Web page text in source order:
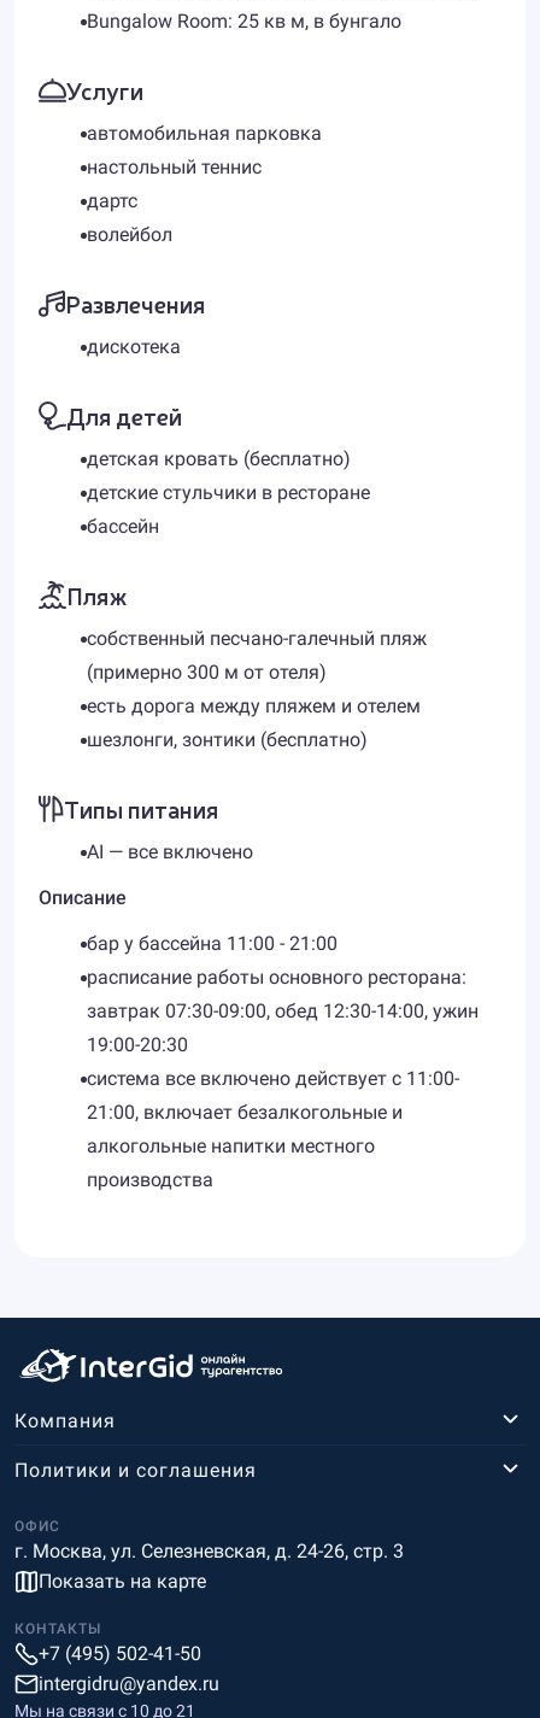
Bungalow Room: 25 кв м, в бунгало
Услуги
автомобильная парковка
настольный теннис
дартс
волейбол
Развлечения
дискотека
Для детей
детская кровать (бесплатно)
детские стульчики в ресторане
бассейн
Пляж
собственный песчано-галечный пляж
(примерно 300 м от отеля)
есть дорога между пляжем и отелем
шезлонги, зонтики (бесплатно)
Типы питания
AI — все включено
Описание
бар у бассейна 11:00 - 21:00
расписание работы основного ресторана:
завтрак 07:30-09:00, обед 12:30-14:00, ужин
19:00-20:30
система все включено действует с 11:00-
21:00, включает безалкогольные и
алкогольные напитки местного
производства
Компания
ОФИС
г. Москва, ул. Селезневская, д. 24-26, стр. 3
Показать на карте
Политики и соглашения
КОНТАКТЫ
+7 (495) 502-41-50
intergidru@yandex.ru
Мы на связи c 10 до 21